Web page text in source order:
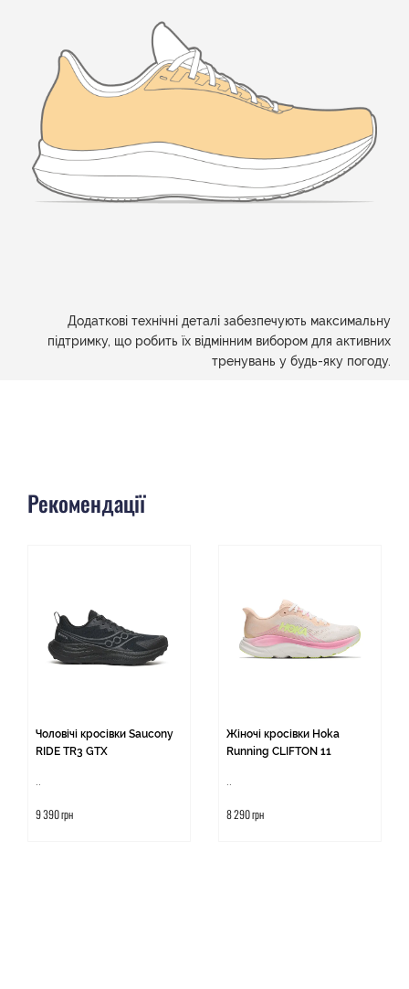
Додаткові технічні деталі забезпечують максимальну
підтримку, що робить їх відмінним вибором для активних
тренувань у будь-яку погоду.
Рекомендації
Чоловічі кросівки Saucony
RIDE TR3 GTX
9 390 грн
Жіночі кросівки Hoka
Running CLIFTON 11
8 290 грн